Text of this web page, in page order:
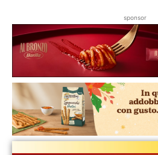
sponsor